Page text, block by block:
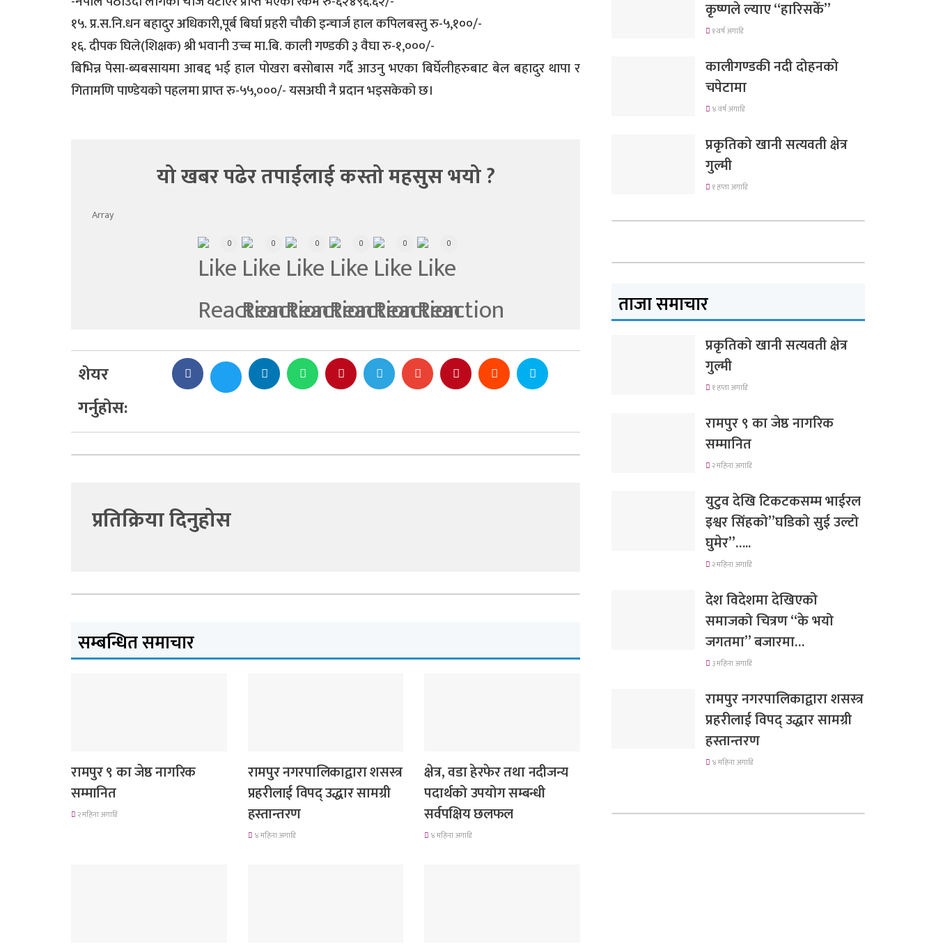
१५. प्र.स.नि.धन बहादुर अधिकारी,पूर्ब बिर्घा प्रहरी चौकी इन्चार्ज हाल कपिलबस्तु रु-५,१००/-
१६. दीपक घिले(शिक्षक) श्री भवानी उच्च मा.बि. काली गण्डकी ३ वैघा रु-१,०००/-
बिभिन्न पेसा-ब्यबसायमा आबद्द भई हाल पोखरा बसोबास गर्दै आउनु भएका बिर्घेलीहरुबाट बेल बहादुर थापा र
गितामणि पाण्डेयको पहलमा प्राप्त रु-५५,०००/- यसअघी नै प्रदान भइसकेको छ।
यो खबर पढेर तपाईलाई कस्तो महसुस भयो ?
Array
0 0 0 0 0 0
शेयर
गर्नुहोस:
प्रतिक्रिया दिनुहोस
सम्बन्धित समाचार
रामपुर ९ का जेष्ठ नागरिक
सम्मानित
२ महिना अगाडि
रामपुर नगरपालिकाद्वारा शसस्त्र
प्रहरीलाई विपद् उद्धार सामग्री
हस्तान्तरण
४ महिना अगाडि
क्षेत्र, वडा हेरफेर तथा नदीजन्य
पदार्थको उपयोग सम्बन्धी
सर्वपक्षिय छलफल
४ महिना अगाडि
कृष्णले ल्याए “हारिसकेँ”
१ वर्ष अगाडि
कालीगण्डकी नदी दोहनको
चपेटामा
४ वर्ष अगाडि
प्रकृतिको खानी सत्यवती क्षेत्र
गुल्मी
१ हप्ता अगाडि
ताजा समाचार
प्रकृतिको खानी सत्यवती क्षेत्र
गुल्मी
१ हप्ता अगाडि
रामपुर ९ का जेष्ठ नागरिक
सम्मानित
२ महिना अगाडि
युटुव देखि टिकटकसम्म भाईरल
इश्वर सिंहको”घडिको सुई उल्टो
घुमेर”…..
२ महिना अगाडि
देश विदेशमा देखिएको
समाजको चित्रण “के भयो
जगतमा” बजारमा…
३ महिना अगाडि
रामपुर नगरपालिकाद्वारा शसस्त्र
प्रहरीलाई विपद् उद्धार सामग्री
हस्तान्तरण
४ महिना अगाडि